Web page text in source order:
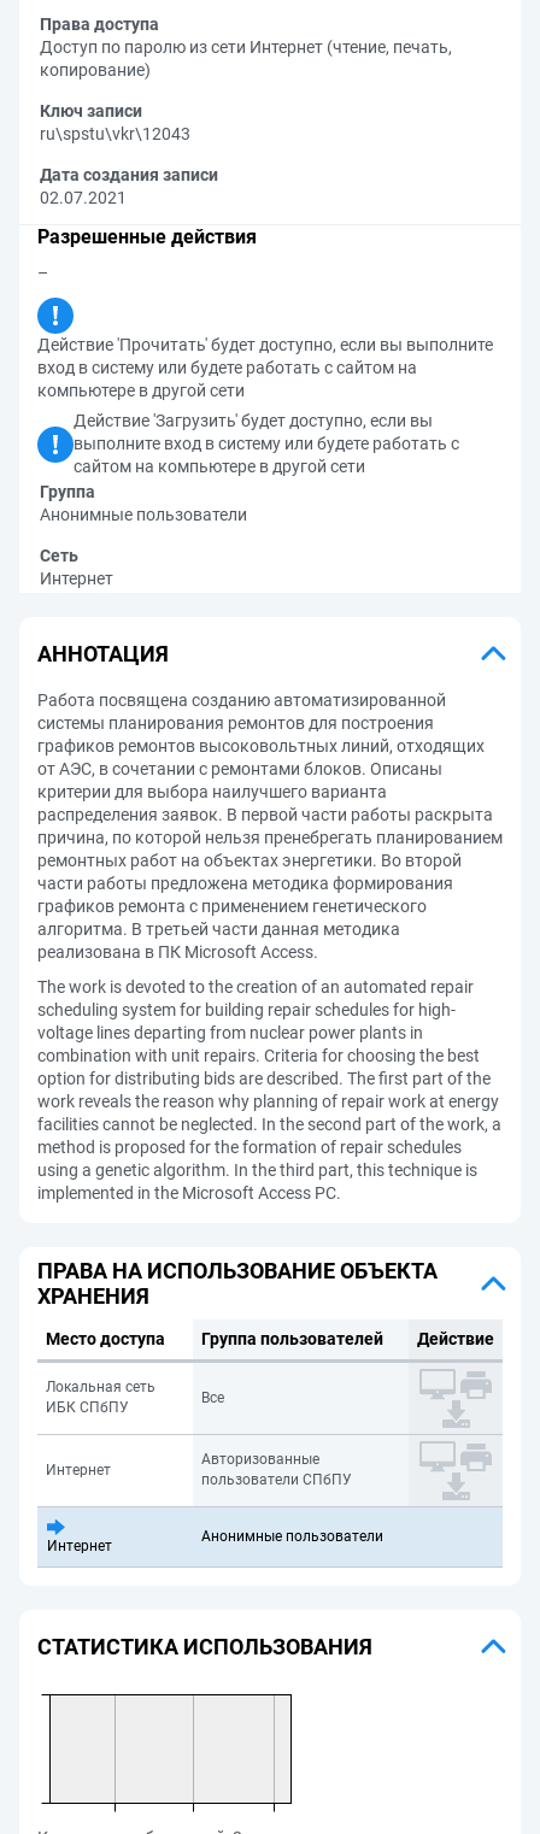
Права доступа
Доступ по паролю из сети Интернет (чтение, печать,
копирование)
Ключ записи
ru\spstu\vkr\12043
Дата создания записи
02.07.2021
Разрешенные действия
–
Действие 'Прочитать' будет доступно, если вы выполните
вход в систему или будете работать с сайтом на
компьютере в другой сети
Действие 'Загрузить' будет доступно, если вы
выполните вход в систему или будете работать с
сайтом на компьютере в другой сети
Группа
Анонимные пользователи
Сеть
Интернет
АННОТАЦИЯ
Работа посвящена созданию автоматизированной
системы планирования ремонтов для построения
графиков ремонтов высоковольтных линий, отходящих
от АЭС, в сочетании с ремонтами блоков. Описаны
критерии для выбора наилучшего варианта
распределения заявок. В первой части работы раскрыта
причина, по которой нельзя пренебрегать планированием
ремонтных работ на объектах энергетики. Во второй
части работы предложена методика формирования
графиков ремонта с применением генетического
алгоритма. В третьей части данная методика
реализована в ПК Microsoft Access.
The work is devoted to the creation of an automated repair
scheduling system for building repair schedules for high-
voltage lines departing from nuclear power plants in
combination with unit repairs. Criteria for choosing the best
option for distributing bids are described. The first part of the
work reveals the reason why planning of repair work at energy
facilities cannot be neglected. In the second part of the work, a
method is proposed for the formation of repair schedules
using a genetic algorithm. In the third part, this technique is
implemented in the Microsoft Access PC.
ПРАВА НА ИСПОЛЬЗОВАНИЕ ОБЪЕКТА
ХРАНЕНИЯ
Место доступа Группа пользователей Действие
Локальная сеть
ИБК СПбПУ
Все
Интернет
Авторизованные
пользователи СПбПУ
Интернет
Анонимные пользователи
СТАТИСТИКА ИСПОЛЬЗОВАНИЯ